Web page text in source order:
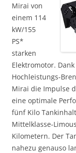
Mirai von
einem 114
kW/155
PS*
starken
Elektromotor.
Hochleistungs-
Mirai die Impulse
eine optimale
fünf Kilo
Mittelklasse-
Kilometern. Der
nahezu genauso